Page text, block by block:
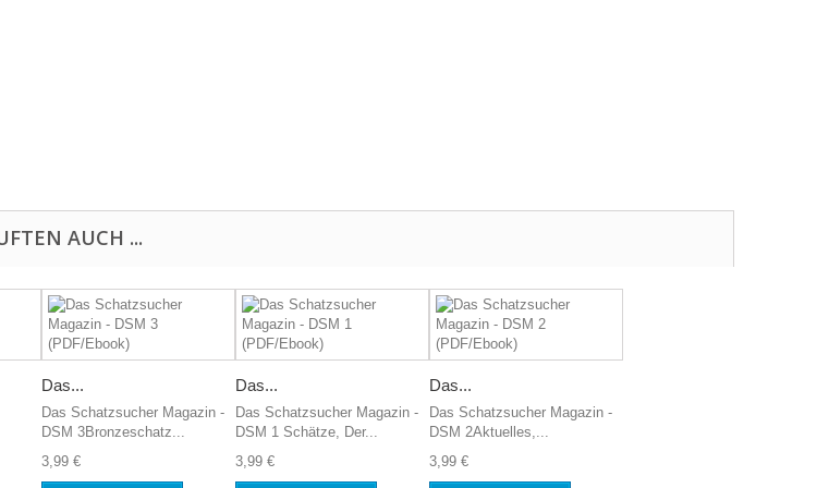
AUCH ...
Das...
Das Schatzsucher Magazin -
DSM 3Bronzeschatz...
3,99 €
Das...
Das Schatzsucher Magazin -
DSM 1 Schätze, Der...
3,99 €
Das...
Das Schatzsucher Magazin -
DSM 2Aktuelles,...
3,99 €